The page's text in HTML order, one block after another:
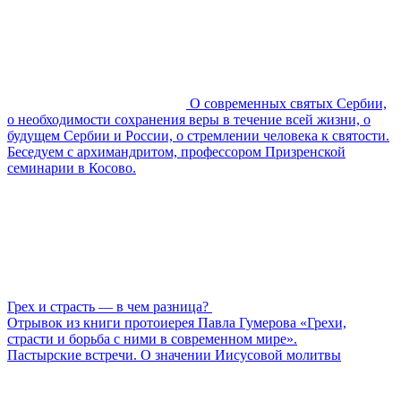
О современных святых Сербии,
о необходимости сохранения веры в течение всей жизни, о
будущем Сербии и России, о стремлении человека к святости.
Беседуем с архимандритом, профессором Призренской
семинарии в Косово.
Грех и страсть — в чем разница?
Отрывок из книги протоиерея Павла Гумерова «Грехи,
страсти и борьба с ними в современном мире».
Пастырские встречи. О значении Иисусовой молитвы